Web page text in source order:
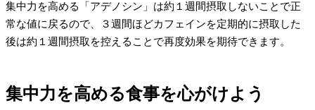
集中力を高める「アデノシン」は約１週間摂取しないことで正
常な値に戻るので、３週間ほどカフェインを定期的に摂取した
後は約１週間摂取を控えることで再度効果を期待できます。
集中力を高める食事を心がけよう